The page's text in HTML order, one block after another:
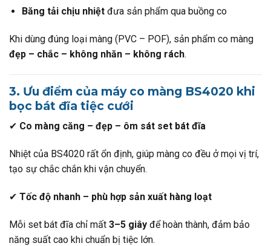
Băng tải chịu nhiệtđưa sản phẩm qua buồng co
Khi dùng đúng loại màng (PVC – POF), sản phẩm co màng
đẹp – chắc – không nhăn – không rách.
3. Ưu điểm của máy co màng BS4020 khi
bọc bát đĩa tiệc cưới
✔ Co màng căng – đẹp – ôm sát set bát đĩa
Nhiệt của BS4020 rất ổn định, giúp màng co đều ở mọi vị trí,
tạo sự chắc chắn khi vận chuyển.
✔ Tốc độ nhanh – phù hợp sản xuất hàng loạt
Mỗi set bát đĩa chỉ mất 3–5 giây để hoàn thành, đảm bảo
năng suất cao khi chuẩn bị tiệc lớn.